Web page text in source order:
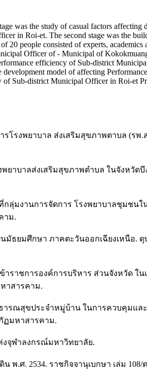
was the study of casual factors
in Roi-et. The second stage was the
people consisted of experts,
Officer of - Municipal of
efficiency of Sub-district
model of affecting
Sub-district Municipal Officer in Roi-et
โรงพยาบาล ส่งเสริมสุขภาพตาบล (
ยาบาลส่งเสริมสุขภาพตำบล ในจังห
กลุ่มงานการจัดการ โรงพยาบาลชุม
าม.
นมัธยมศึกษา ภาคตะวันออกเฉียงเห
ราชการองค์การบริหาร ส่วนจังหวัด
าสารคาม.
รณสุขประจำหมู่บ้าน ในการควบคุมแ
ฏมหาสารคาม.
จุฬาลงกรณ์มหาวิทยาลัย.
.ศ. 2534. ราชกิจจานุเบกษา เล่ม 108/